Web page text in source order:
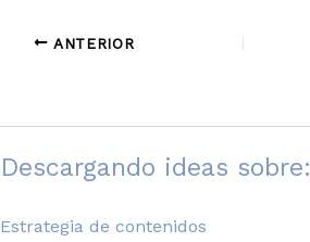
ANTERIOR
Descargando ideas sobre:
Estrategia de contenidos